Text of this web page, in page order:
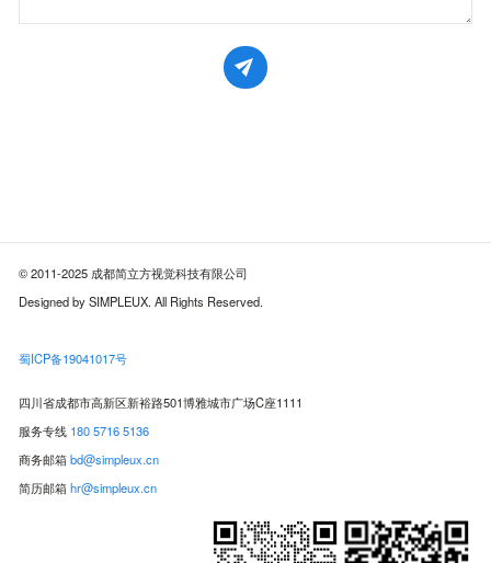
© 2011-2025 成都简立方视觉科技有限公司
Designed by SIMPLEUX. All Rights Reserved.
蜀ICP备19041017号
四川省成都市高新区新裕路501博雅城市广场C座1111
服务专线 180 5716 5136
商务邮箱bd@simpleux.cn
简历邮箱hr@simpleux.cn